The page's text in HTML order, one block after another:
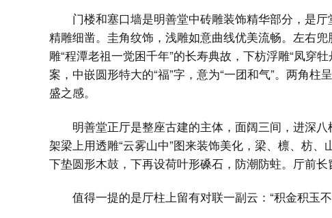
门楼和塞口墙是明善堂中砖雕装饰精华部分，是
精雕细凿。圭角纹饰，浅雕如意曲线优美流畅。左右兜
雕“程潭老祖一觉困千年”的长寿典故，下枋浮雕“凤穿
案，中嵌圆形特大的“福”字，意为“一团和气”。两角
盛之感。
明善堂正厅是整座古建的主体，面阔三间，进深
架梁上用透雕“云雾山中”图来装饰美化，梁、檩、枋
下垫圆形木鼓，下再设荷叶形磉石，防潮防蛀。厅前长
值得一提的是厅柱上留有对联一副云：“积金积玉